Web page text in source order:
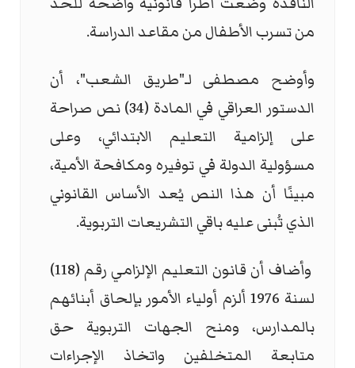
من تسرب الأطفال من مقاعد الدراسة.
وأوضح مصطفى لـ"طريق الشعب"، أن
الدستور العراقي في المادة (34) نص صراحة
على إلزامية التعليم الابتدائي، وعلى
مسؤولية الدولة في توفيره ومكافحة الأمية،
مبينًا أن هذا النص يُعد الأساس القانوني
الذي تُبنى عليه باقي التشريعات التربوية.
وأضاف أن قانون التعليم الإلزامي رقم (118)
لسنة 1976 ألزم أولياء الأمور بإلحاق أبنائهم
بالمدارس، ومنح الجهات التربوية حق
متابعة المتخلفين واتخاذ الإجراءات